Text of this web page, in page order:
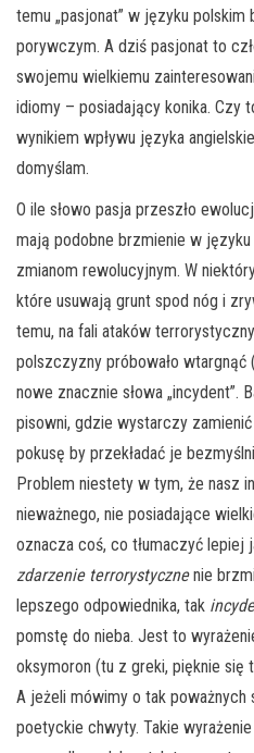
temu „pasjonat” w języku polskim
porywczym. A dziś pasjonat to
swojemu wielkiemu
idiomy – posiadający konika. Czy
wynikiem wpływu języka
domyślam.
O ile słowo pasja przeszło
mają podobne brzmienie w
zmianom rewolucyjnym. W
które usuwają grunt spod nóg i
temu, na fali ataków
polszczyzny próbowało wtargnąć
nowe znacznie słowa „incydent”.
pisowni, gdzie wystarczy zamienić
pokusę by przekładać je
Problem niestety w tym, że nasz
nieważnego, nie posiadające
oznacza coś, co tłumaczyć lepiej
zdarzenie terrorystycznenie
lepszego odpowiednika, tak
pomstę do nieba. Jest to
oksymoron (tu z greki, pięknie się
A jeżeli mówimy o tak poważnych
poetyckie chwyty. Takie